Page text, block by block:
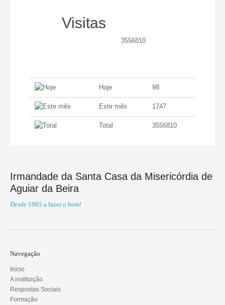
Visitas
3556810
Hoje 98
Este mês 1747
Total 3556810
Irmandade da Santa Casa da Misericórdia de
Aguiar da Beira
Desde 1985 a fazer o bem!
Navegação
Início
A instituição
Respostas Sociais
Formação